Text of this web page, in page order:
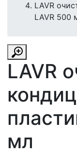
LAVR
LAVR 500
LAVR
мл